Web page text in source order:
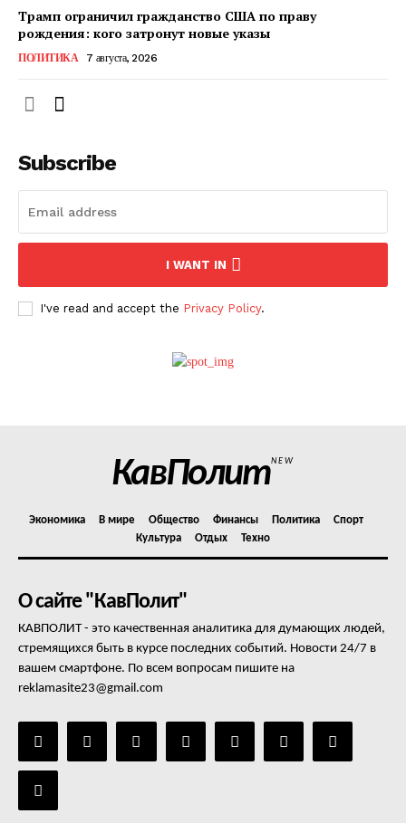
О нас
Политика конфиденциальности
Трамп ограничил гражданство США по праву
рождения: кого затронут новые указы
ПОЛИТИКА 7 августа, 2026
Subscribe
I WANT IN
I've read and accept the Privacy Policy.
КавПолитNEW
Экономика В мире Общество Финансы Политика
Спорт
Культура
Отдых Техно
О сайте "КавПолит"
КАВПОЛИТ - это качественная аналитика для думающих людей,
стремящихся быть в курсе последних событий. Новости 24/7 в
вашем смартфоне. По всем вопросам пишите на
reklamasite23@gmail.com